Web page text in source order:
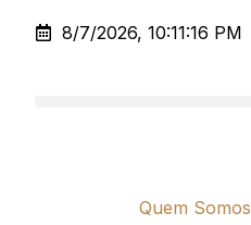
8/7/2026, 10:11:16 PM
Quem Somos